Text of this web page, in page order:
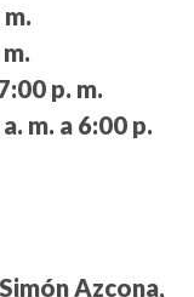
p. m.
m. a 6:00 p.
Azcona,